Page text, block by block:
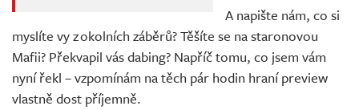
A napište nám, co si
myslíte vy z okolních záběrů? Těšíte se na staronovou
Mafii? Překvapil vás dabing? Napříč tomu, co jsem vám
nyní řekl – vzpomínám na těch pár hodin hraní preview
vlastně dost příjemně.